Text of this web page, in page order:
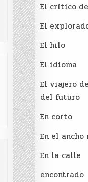
El crí­tico
El
El hilo
El idioma
El viajero
del futuro
En corto
En el ancho
En la calle
encontrado